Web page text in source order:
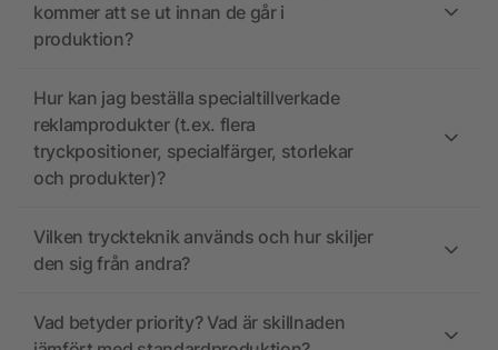
kommer att se ut innan de går i
produktion?
Hur kan jag beställa specialtillverkade
reklamprodukter (t.ex. flera
tryckpositioner, specialfärger, storlekar
och produkter)?
Vilken tryckteknik används och hur skiljer
den sig från andra?
Vad betyder priority? Vad är skillnaden